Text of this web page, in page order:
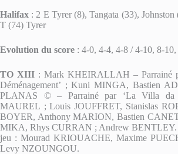
Halifax : 2 E Tyrer (8), Tangata (33), Johnston
T (74) Tyrer
Evolution du score : 4-0, 4-4, 4-8 / 4-10, 8-
TO XIII : Mark KHEIRALLAH – Parrainé
Déménagement’ ; Kuni MINGA, Bastien
PLANAS © – Parrainé par ‘La Villa da
MAUREL ; Louis JOUFFRET, Stanislas
BOYER, Anthony MARION, Bastien
MIKA, Rhys CURRAN ; Andrew BENTLEY.
jeu : Mourad KRIOUACHE, Maxime
Levy NZOUNGOU.